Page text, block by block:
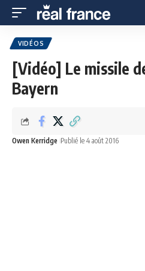
VIDÉOS
[Vidéo] Le missile
Bayern
Owen Kerridge Publié le 4 août 2016